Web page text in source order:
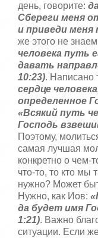
день, говорите:
Сбереги меня
и приведи меня
же этого не
человека путь
давать
10:23). Написано
сердце
определенное
«Всякий путь
Господь
Поэтому,
самая лучшая
конкретно о чем-
что-то, то кто мы
нужно? Может
Нужно, как Иов:
да будет имя
1:21). Важно
ситуации. Если